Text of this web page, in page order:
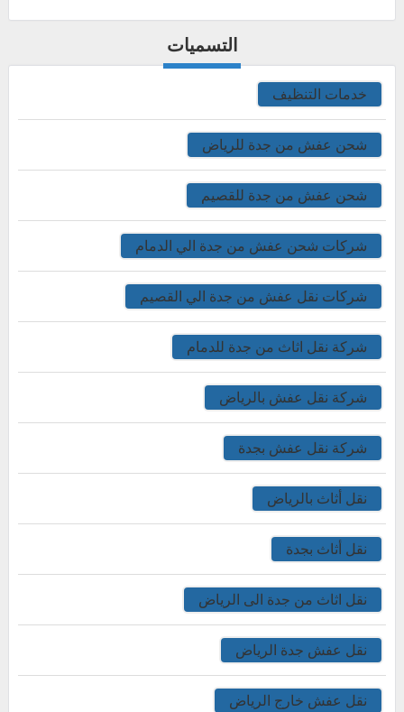
التسميات
خدمات التنظيف
شحن عفش من جدة للرياض
شحن عفش من جدة للقصيم
شركات شحن عفش من جدة الي الدمام
شركات نقل عفش من جدة الي القصيم
شركة نقل اثاث من جدة للدمام
شركة نقل عفش بالرياض
شركة نقل عفش بجدة
نقل أثاث بالرياض
نقل أثاث بجدة
نقل اثاث من جدة الى الرياض
نقل عفش جدة الرياض
نقل عفش خارج الرياض